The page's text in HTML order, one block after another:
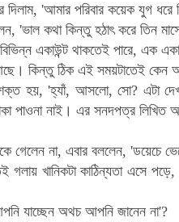
'আমার পরিবার কয়েক যুগ ধরে
'ভাল কথা কিন্তু হঠাৎ করে তিন
একাউন্ট থাকতেই পারে, এক
আছে। কিন্তু ঠিক এই সময়টাতেই কেন
হয়, 'হ্যাঁ, আসলো, সো? এটা
পাওনা নাই। এর সনদপত্র লিখিত
গেলেন না, এবার বললেন, 'ডয়েচে
গলায় খানিকটা কাঠিন্যতা এসে
যাচ্ছেন অথচ আপনি জানেন না'?